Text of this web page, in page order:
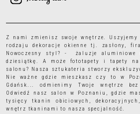
Z nami zmienisz swoje wnętrze.
rodzajudekoracje okienne tj. zasłony,
Nowoczesny styl? - żaluzje aluminiowe
dziesiątkę. A może fototapety i tapety
salonu? Nasza sztukateria stworzy
Nie ważne gdzie mieszkasz czy to w
Gdańsk... odmienimy Twoje wnętrze
Odwiedź nasz salon w Poznaniu, gdzie
tysięcytkanin obiciowych ,
wnętrz tkaninami to nasza specjalność.